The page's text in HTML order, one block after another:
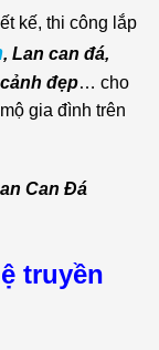
kế, thi công lắp
, Lan can đá,
đẹp… cho
gia đình trên
Can Đá
truyền